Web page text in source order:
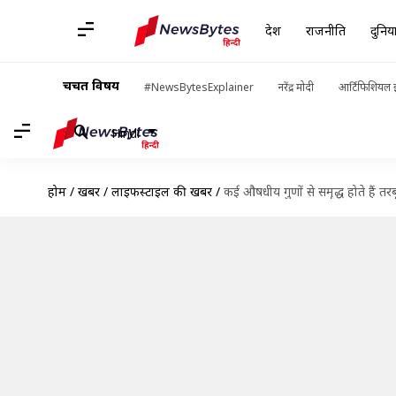
देश राजनीति
चर्चित विषय #NewsBytesExplainer नरेंद्र मोदी
Hindi
होम / खबरें / लाइफस्टाइल की खबरें / कई औषधीय गुणों से समृद्ध होते हैं